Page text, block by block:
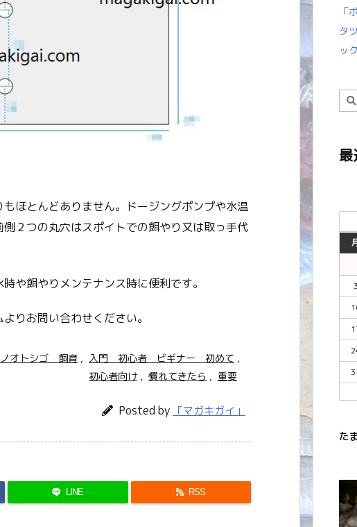
ほとんどありません。ドージングポンプや水温
２つの丸穴はスポイトでの餌やり又は取っ手代
や餌やりメンテナンス時に便利です。
りお問い合わせください。
オトシゴ 飼育 , 入門 初心者 ビギナー 初めて ,
初心者向け , 慣れてきたら , 重要
Posted by 「マガキガイ」
LINE RSS
「
タ
ッ
最
3
た